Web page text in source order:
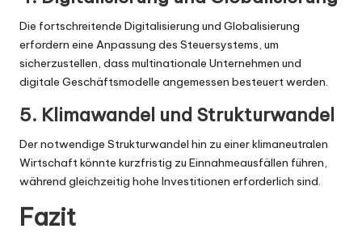
Die fortschreitende Digitalisierung und Globalisierung
erfordern eine Anpassung des Steuersystems, um
sicherzustellen, dass multinationale Unternehmen und
digitale Geschäftsmodelle angemessen besteuert werden.
5. Klimawandel und Strukturwandel
Der notwendige Strukturwandel hin zu einer klimaneutralen
Wirtschaft könnte kurzfristig zu Einnahmeausfällen führen,
während gleichzeitig hohe Investitionen erforderlich sind.
Fazit